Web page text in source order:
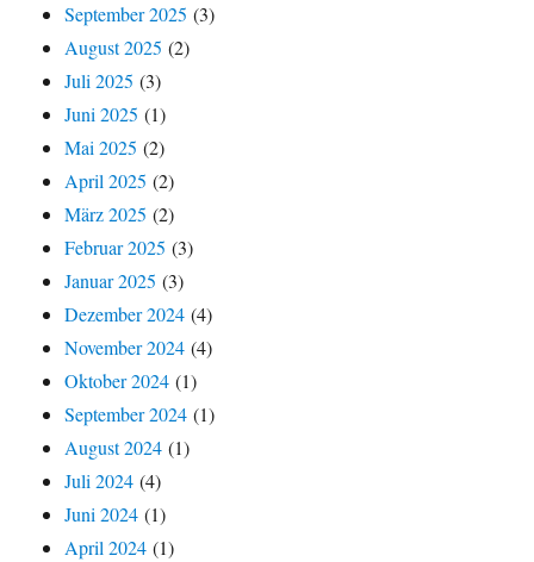
September 2025 (3)
August 2025 (2)
Juli 2025 (3)
Juni 2025 (1)
Mai 2025 (2)
April 2025 (2)
März 2025 (2)
Februar 2025 (3)
Januar 2025 (3)
Dezember 2024 (4)
November 2024 (4)
Oktober 2024 (1)
September 2024 (1)
August 2024 (1)
Juli 2024 (4)
Juni 2024 (1)
April 2024 (1)